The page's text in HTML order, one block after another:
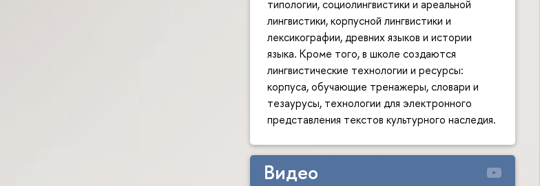
типологии, социолингвистики и ареальной
лингвистики, корпусной лингвистики и
лексикографии, древних языков и истории
языка. Кроме того, в школе создаются
лингвистические технологии и ресурсы:
корпуса, обучающие тренажеры, словари и
тезаурусы, технологии для электронного
представления текстов культурного наследия.
Видео